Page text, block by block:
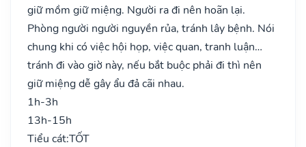
giữ mồm giữ miệng. Người ra đi nên hoãn lại.
Phòng người người nguyền rủa, tránh lây bệnh. Nói
chung khi có việc hội họp, việc quan, tranh luận…
tránh đi vào giờ này, nếu bắt buộc phải đi thì nên
giữ miệng dễ gây ẩu đả cãi nhau.
1h-3h
13h-15h
Tiểu cát:TỐT